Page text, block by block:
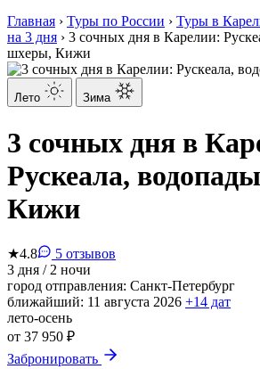
Главная › Туры по России › Туры в
на 3 дня › 3 сочных дня в Карелии:
шхеры, Кижи
Лето Зима
3 сочных дня в
Рускеала,
Кижи
★4.8
5 отзывов
3 дня / 2 ночи
город отправления: Санкт-Петербург
ближайший: 11 августа 2026 +14 дат
лето-осень
от 37 950 ₽
Забронировать